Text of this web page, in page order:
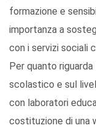
formazione e
importanza a
con i servizi sociali
Per quanto
scolastico e sul
con laboratori
costituzione di una